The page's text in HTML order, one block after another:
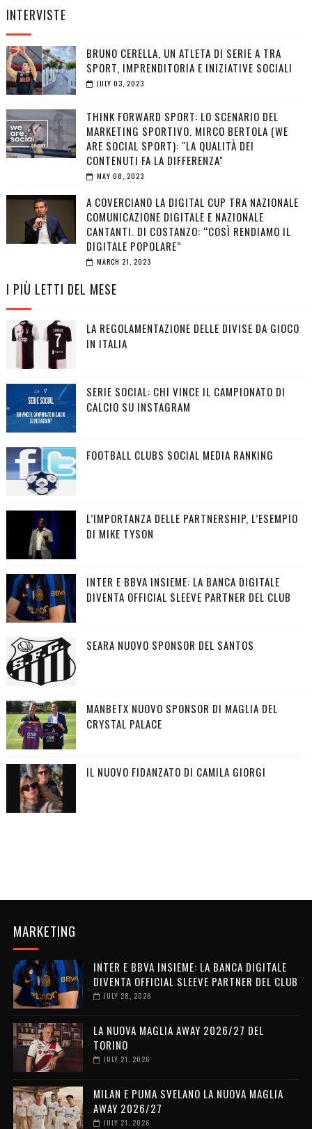
INTERVISTE
BRUNO CERELLA, UN ATLETA DI SERIE A TRA
SPORT, IMPRENDITORIA E INIZIATIVE SOCIALI
JULY 03, 2023
THINK FORWARD SPORT: LO SCENARIO DEL
MARKETING SPORTIVO. MIRCO BERTOLA (WE
ARE SOCIAL SPORT): "LA QUALITÀ DEI
CONTENUTI FA LA DIFFERENZA"
MAY 08, 2023
A COVERCIANO LA DIGITAL CUP TRA NAZIONALE
COMUNICAZIONE DIGITALE E NAZIONALE
CANTANTI. DI COSTANZO: “COSÌ RENDIAMO IL
DIGITALE POPOLARE”
MARCH 21, 2023
I PIÙ LETTI DEL MESE
LA REGOLAMENTAZIONE DELLE DIVISE DA GIOCO
IN ITALIA
SERIE SOCIAL: CHI VINCE IL CAMPIONATO DI
CALCIO SU INSTAGRAM
FOOTBALL CLUBS SOCIAL MEDIA RANKING
L’IMPORTANZA DELLE PARTNERSHIP, L’ESEMPIO
DI MIKE TYSON
INTER E BBVA INSIEME: LA BANCA DIGITALE
DIVENTA OFFICIAL SLEEVE PARTNER DEL CLUB
SEARA NUOVO SPONSOR DEL SANTOS
MANBETX NUOVO SPONSOR DI MAGLIA DEL
CRYSTAL PALACE
IL NUOVO FIDANZATO DI CAMILA GIORGI
MARKETING
INTER E BBVA INSIEME: LA BANCA DIGITALE
DIVENTA OFFICIAL SLEEVE PARTNER DEL CLUB
JULY 28, 2026
LA NUOVA MAGLIA AWAY 2026/27 DEL
TORINO
JULY 21, 2026
MILAN E PUMA SVELANO LA NUOVA MAGLIA
AWAY 2026/27
JULY 21, 2026